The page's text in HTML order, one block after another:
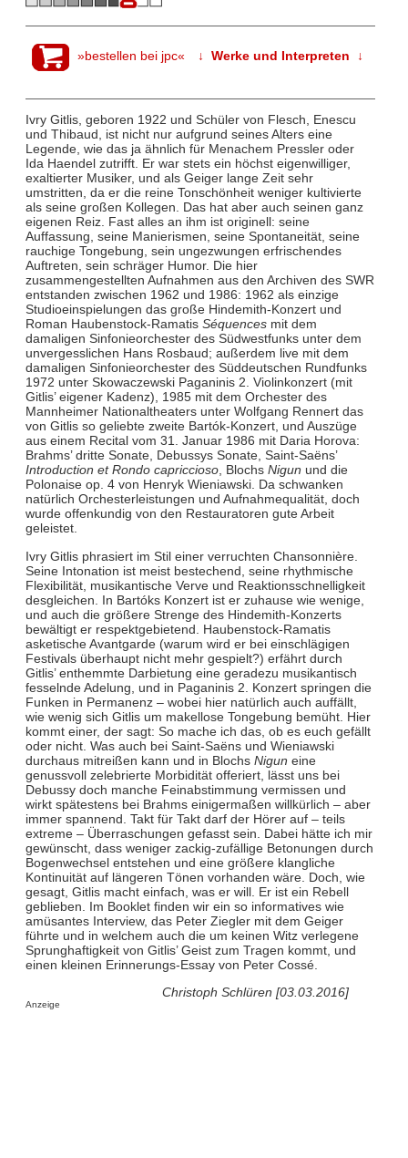
»bestellen bei jpc« ↓ Werke und Interpreten ↓
Ivry Gitlis, geboren 1922 und Schüler von Flesch, Enescu
und Thibaud, ist nicht nur aufgrund seines Alters eine
Legende, wie das ja ähnlich für Menachem Pressler oder
Ida Haendel zutrifft. Er war stets ein höchst eigenwilliger,
exaltierter Musiker, und als Geiger lange Zeit sehr
umstritten, da er die reine Tonschönheit weniger kultivierte
als seine großen Kollegen. Das hat aber auch seinen ganz
eigenen Reiz. Fast alles an ihm ist originell: seine
Auffassung, seine Manierismen, seine Spontaneität, seine
rauchige Tongebung, sein ungezwungen erfrischendes
Auftreten, sein schräger Humor. Die hier
zusammengestellten Aufnahmen aus den Archiven des SWR
entstanden zwischen 1962 und 1986: 1962 als einzige
Studioeinspielungen das große Hindemith-Konzert und
Roman Haubenstock-Ramatis Séquencesmit dem
damaligen Sinfonieorchester des Südwestfunks unter dem
unvergesslichen Hans Rosbaud; außerdem live mit dem
damaligen Sinfonieorchester des Süddeutschen Rundfunks
1972 unter Skowaczewski Paganinis 2. Violinkonzert (mit
Gitlis’ eigener Kadenz), 1985 mit dem Orchester des
Mannheimer Nationaltheaters unter Wolfgang Rennert das
von Gitlis so geliebte zweite Bartók-Konzert, und Auszüge
aus einem Recital vom 31. Januar 1986 mit Daria Horova:
Brahms’ dritte Sonate, Debussys Sonate, Saint-Saëns’
Introduction et Rondo capriccioso, Blochs Nigun und die
Polonaise op. 4 von Henryk Wieniawski. Da schwanken
natürlich Orchesterleistungen und Aufnahmequalität, doch
wurde offenkundig von den Restauratoren gute Arbeit
geleistet.
Ivry Gitlis phrasiert im Stil einer verruchten Chansonnière.
Seine Intonation ist meist bestechend, seine rhythmische
Flexibilität, musikantische Verve und Reaktionsschnelligkeit
desgleichen. In Bartóks Konzert ist er zuhause wie wenige,
und auch die größere Strenge des Hindemith-Konzerts
bewältigt er respektgebietend. Haubenstock-Ramatis
asketische Avantgarde (warum wird er bei einschlägigen
Festivals überhaupt nicht mehr gespielt?) erfährt durch
Gitlis’ enthemmte Darbietung eine geradezu musikantisch
fesselnde Adelung, und in Paganinis 2. Konzert springen die
Funken in Permanenz – wobei hier natürlich auch auffällt,
wie wenig sich Gitlis um makellose Tongebung bemüht. Hier
kommt einer, der sagt: So mache ich das, ob es euch gefällt
oder nicht. Was auch bei Saint-Saëns und Wieniawski
durchaus mitreißen kann und in Blochs Nigun eine
genussvoll zelebrierte Morbidität offeriert, lässt uns bei
Debussy doch manche Feinabstimmung vermissen und
wirkt spätestens bei Brahms einigermaßen willkürlich – aber
immer spannend. Takt für Takt darf der Hörer auf – teils
extreme – Überraschungen gefasst sein. Dabei hätte ich mir
gewünscht, dass weniger zackig-zufällige Betonungen durch
Bogenwechsel entstehen und eine größere klangliche
Kontinuität auf längeren Tönen vorhanden wäre. Doch, wie
gesagt, Gitlis macht einfach, was er will. Er ist ein Rebell
geblieben. Im Booklet finden wir ein so informatives wie
amüsantes Interview, das Peter Ziegler mit dem Geiger
führte und in welchem auch die um keinen Witz verlegene
Sprunghaftigkeit von Gitlis’ Geist zum Tragen kommt, und
einen kleinen Erinnerungs-Essay von Peter Cossé.
Christoph Schlüren [03.03.2016]
Anzeige